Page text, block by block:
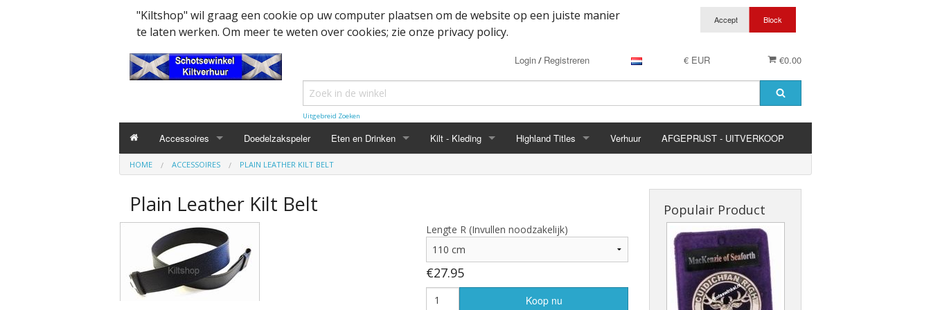
"Kiltshop" wil graag een cookie op uw computer plaatsen om de website op een juiste manier
te laten werken. Om meer te weten over cookies; zie onze privacy policy.
€0.00
€ EUR
Login/ Registreren
Uitgebreid Zoeken
Accessoires
Kleding accesssoiresBelt
MacPowder accessoires
Cap Badges
Collector items en CuriosaCap Badges Oud
Wapenschild
Decoratie
Doedelzak - Piper - muziek benodigdheden
Mondkapjes
Doedelzakspeler Eten en Drinken
Haggis
Kilt - Kleding
Cape
Dutch Friendship Tartan producten
Jacket
Highland Titles Verhuur AFGEPRIJST - UITVERKOOP
HOME ACCESSOIRES PLAIN LEATHER KILT BELT
Plain Leather Kilt Belt
Lengte R (Invullen noodzakelijk)
€27.95
Koop nu
Populair Product